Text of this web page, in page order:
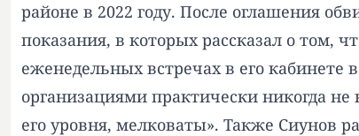
районе в 2022 году. После оглашения
показания, в которых рассказал о том,
еженедельных встречах в его
организациями практически никогда
его уровня, мелковаты». Также Сиунов